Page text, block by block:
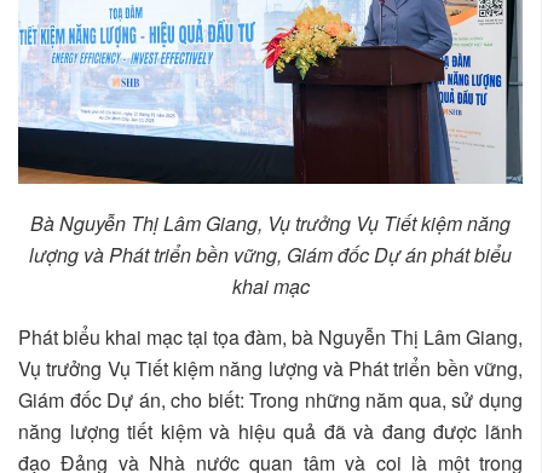
Bà Nguyễn Thị Lâm Giang, Vụ trưởng Vụ Tiết kiệm năng
lượng và Phát triển bền vững, Giám đốc Dự án phát biểu
khai mạc
Phát biểu khai mạc tại tọa đàm, bà Nguyễn Thị Lâm Giang,
Vụ trưởng Vụ Tiết kiệm năng lượng và Phát triển bền vững,
Giám đốc Dự án, cho biết: Trong những năm qua, sử dụng
năng lượng tiết kiệm và hiệu quả đã và đang được lãnh
đạo Đảng và Nhà nước quan tâm và coi là một trong